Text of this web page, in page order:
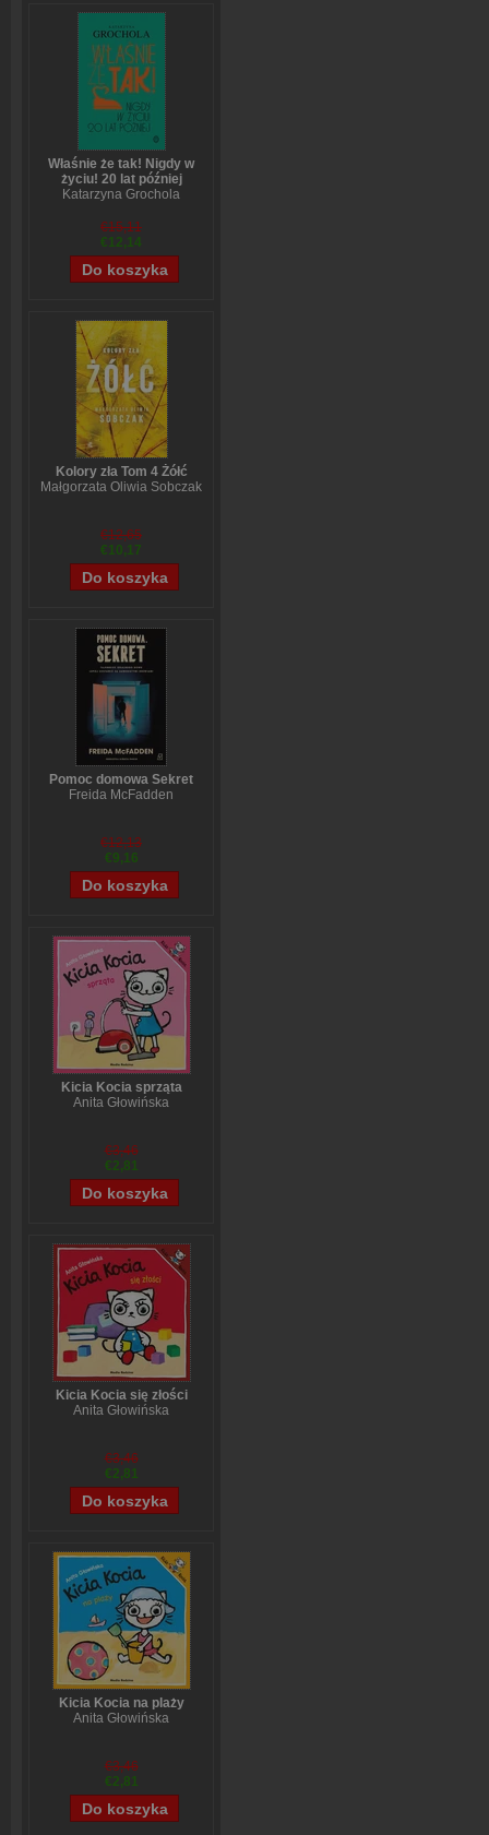
Właśnie że tak! Nigdy w
życiu! 20 lat później
Katarzyna Grochola
€15,11
€12,14
Kolory zła Tom 4 Żółć
Małgorzata Oliwia Sobczak
€12,65
€10,17
Pomoc domowa Sekret
Freida McFadden
€12,13
€9,16
Kicia Kocia sprząta
Anita Głowińska
€3,46
€2,81
Kicia Kocia się złości
Anita Głowińska
€3,46
€2,81
Kicia Kocia na plaży
Anita Głowińska
€3,46
€2,81